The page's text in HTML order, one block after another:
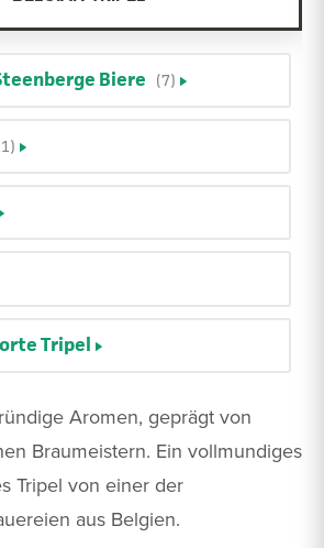
Aromen, geprägt von
Braumeistern. Ein vollmundiges
Tripel von einer der
aus Belgien.
Biere (7)
Tripel